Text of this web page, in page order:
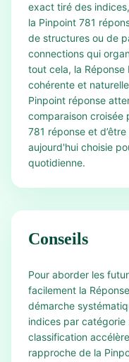
exact tiré des
la Pinpoint 781
de structures ou de
connections qui
tout cela, la
cohérente et
Pinpoint réponse
comparaison croisée
781 réponse et
aujourd'hui choisie
quotidienne.
Conseils
Pour aborder les
facilement la
démarche
indices par
classification
rapproche de la